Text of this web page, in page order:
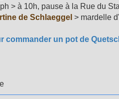
> à 10h, pause à la Rue du
de Schlaeggel > mardelle
un pot de